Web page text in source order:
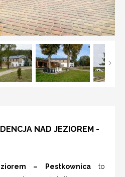
NAD JEZIOREM -
– Pestkownicato